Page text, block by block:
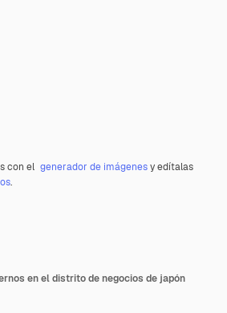
con el generador de imágenesy edítalas
.
en el distrito de negocios de japón